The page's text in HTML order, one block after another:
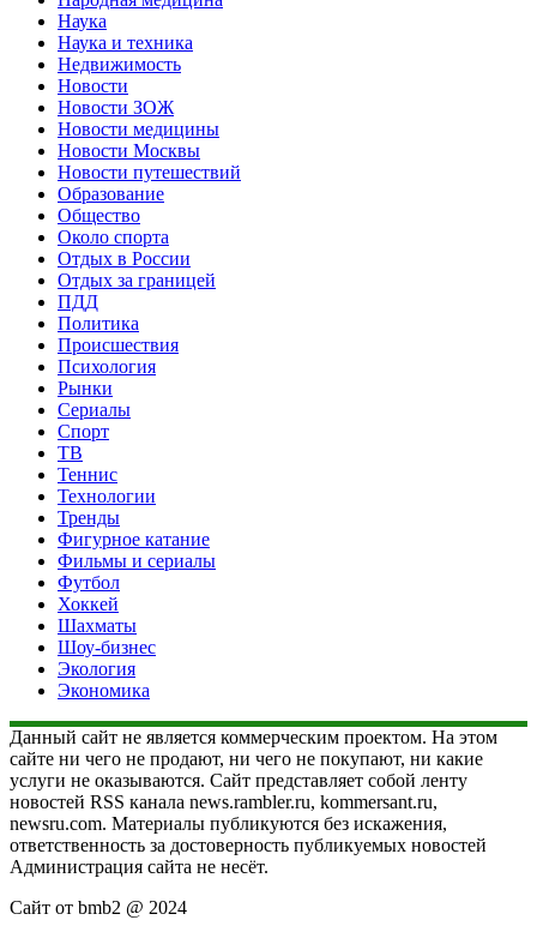
Наука
Наука и техника
Недвижимость
Новости
Новости ЗОЖ
Новости медицины
Новости Москвы
Новости путешествий
Образование
Общество
Около спорта
Отдых в России
Отдых за границей
ПДД
Политика
Происшествия
Психология
Рынки
Сериалы
Спорт
ТВ
Теннис
Технологии
Тренды
Фигурное катание
Фильмы и сериалы
Футбол
Хоккей
Шахматы
Шоу-бизнес
Экология
Экономика
Данный сайт не является коммерческим проектом. На этом
сайте ни чего не продают, ни чего не покупают, ни какие
услуги не оказываются. Сайт представляет собой ленту
новостей RSS канала news.rambler.ru, kommersant.ru,
newsru.com. Материалы публикуются без искажения,
ответственность за достоверность публикуемых новостей
Администрация сайта не несёт.
Сайт от bmb2 @ 2024